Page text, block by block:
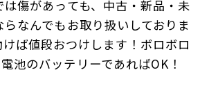
傷があっても、中古・新品・未
なんでもお取り扱いしておりま
ば値段おつけします！ボロボロ
池のバッテリーであればOK！